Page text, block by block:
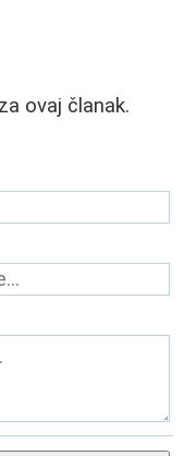
ovaj članak.